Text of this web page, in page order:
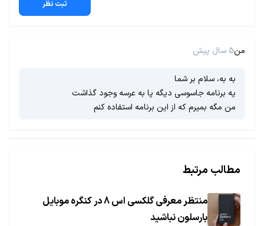
ثبت نظر
من5 سال پیش
به به، سلام بر شما
یه برنامه جاسوسی دیگه پا به عرسه وجود گذاشت
من مگه بمیرم که از این برنامه استفاده کنم
مطالب مرتبط
منتظر معرفی گلکسی اس 8 در کنگره موبایل
بارسلون نباشید